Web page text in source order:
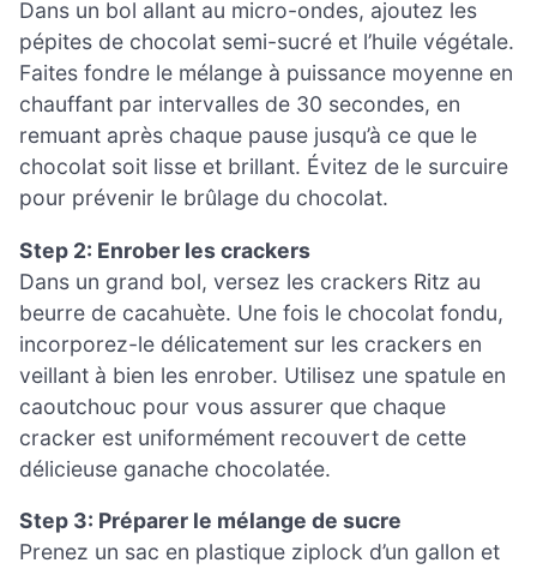
Dans un bol allant au micro-ondes, ajoutez les
pépites de chocolat semi-sucré et l’huile végétale.
Faites fondre le mélange à puissance moyenne en
chauffant par intervalles de 30 secondes, en
remuant après chaque pause jusqu’à ce que le
chocolat soit lisse et brillant. Évitez de le surcuire
pour prévenir le brûlage du chocolat.
Step 2: Enrober les crackers
Dans un grand bol, versez les crackers Ritz au
beurre de cacahuète. Une fois le chocolat fondu,
incorporez-le délicatement sur les crackers en
veillant à bien les enrober. Utilisez une spatule en
caoutchouc pour vous assurer que chaque
cracker est uniformément recouvert de cette
délicieuse ganache chocolatée.
Step 3: Préparer le mélange de sucre
Prenez un sac en plastique ziplock d’un gallon et